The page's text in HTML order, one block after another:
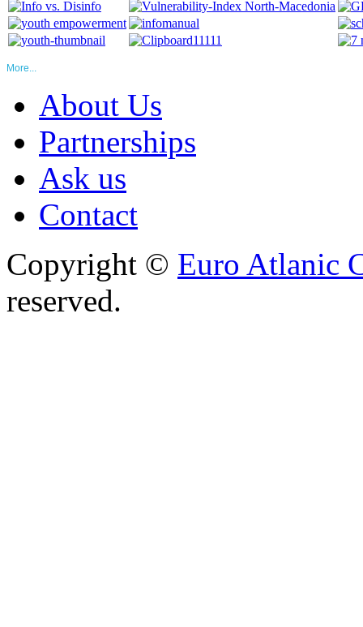
More...
About Us
Partnerships
Ask us
Contact
Copyright © Euro Atlanic
reserved.